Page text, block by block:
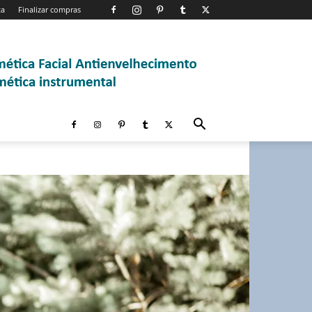
Finalizar compras